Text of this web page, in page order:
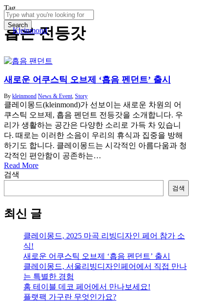
Skip
to
main
content
Search
Close
Search
Kleinmond
Tag
흡은 전등갓
새로운 어쿠스틱 오브제 ‘흡음 펜던트’ 출시
By kleinmond News & Event, Story
클레이몽드(kleinmond)가 선보이는 새로운 차원의 어
쿠스틱 오브제, 흡음 펜던트 전등갓을 소개합니다. 우
리가 생활하는 공간은 다양한 소리로 가득 차 있습니
다. 때로는 이러한 소음이 우리의 휴식과 집중을 방해
하기도 합니다. 클레이몽드는 시각적인 아름다움과 청
각적인 편안함이 공존하는…
Read More
검색
검색
최신 글
클레이몽드, 2025 마곡 리빙디자인 페어 참가 소
식!
새로운 어쿠스틱 오브제 ‘흡음 펜던트’ 출시
클레이몽드, 서울리빙디자인페어에서 직접 만나
는 특별한 경험
홈 테이블 데코 페어에서 만나보세요!
플랫팩 가구란 무엇인가요?